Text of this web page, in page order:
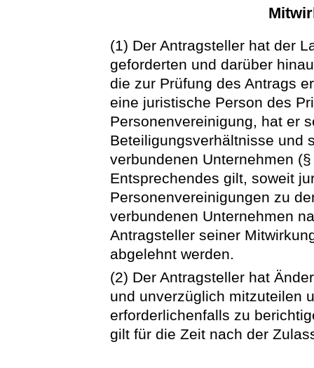
(1) Der Antragsteller hat der
geforderten und darüber
die zur Prüfung des Antrags
eine juristische Person des
Personenvereinigung, hat er
Beteiligungsverhältnisse und
verbundenen Unternehmen
Entsprechendes gilt, soweit
Personenvereinigungen zu
verbundenen Unternehmen
Antragsteller seiner
abgelehnt werden.
(2) Der Antragsteller hat
und unverzüglich mitzuteilen
erforderlichenfalls zu
gilt für die Zeit nach der